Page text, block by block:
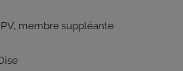
membre suppléante